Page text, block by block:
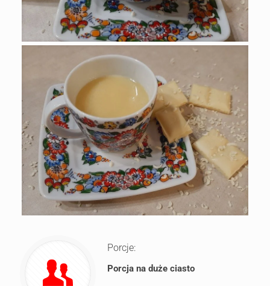
Porcje:
Porcja na duże ciasto